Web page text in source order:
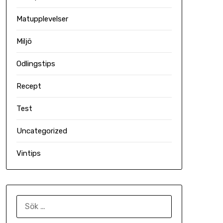
Matupplevelser
Miljö
Odlingstips
Recept
Test
Uncategorized
Vintips